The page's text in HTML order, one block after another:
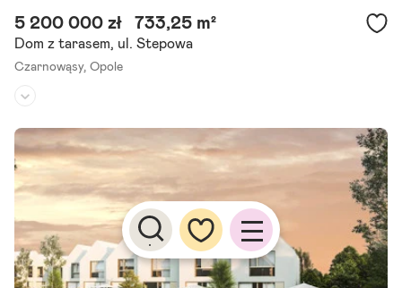
Dom z tarasem, ul. Stepowa
Czarnowąsy, Opole
5 200 000 zł 733,25 m²
Liczba pokoi:
Powierzchnia działki: 2 490 m²
Szanowny kliencie zapraszamy do wirtualnej wizyty w której to, mo
żliwe jest zwymiarowanie poszczególnych pomieszczeń oraz przegl
ądu ich układu. Dz. Czarnowąsy Oferta na wyłączność!.